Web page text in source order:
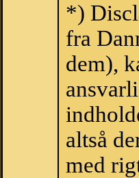
*)
fra
dem),
altså
med